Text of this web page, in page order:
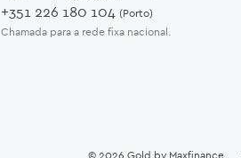
+351 226 180 104 (Porto)
Chamada para a rede fixa nacional.
© 2026 Gold by Maxfinance